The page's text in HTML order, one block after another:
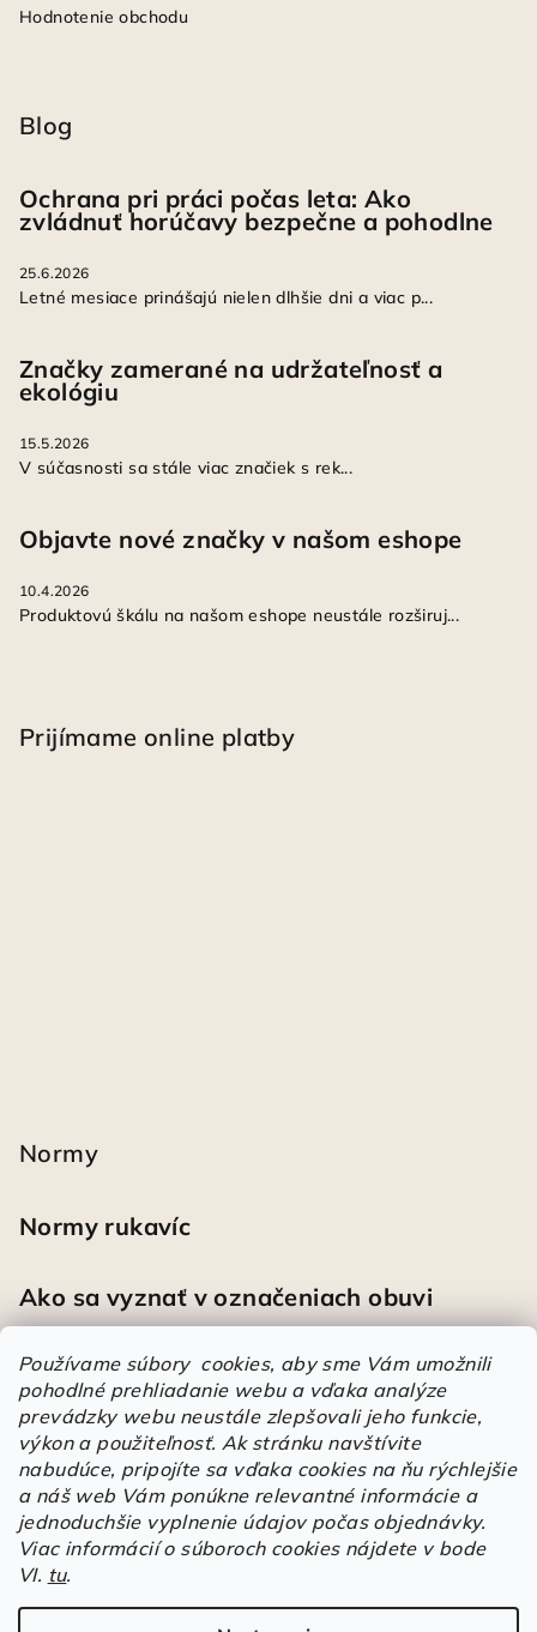
Používame súbory cookies, aby sme Vám umožnili
pohodlné prehliadanie webu a vďaka analýze
prevádzky webu neustále zlepšovali jeho funkcie,
výkon a použiteľnosť. Ak stránku navštívite
nabudúce, pripojíte sa vďaka cookies na ňu rýchlejšie
a náš web Vám ponúkne relevantné informácie a
jednoduchšie vyplnenie údajov počas objednávky.
Viac informácií o súboroch cookies nájdete v bode
VI. tu.
Hodnotenie obchodu
Blog
Ochrana pri práci počas leta: Ako
zvládnuť horúčavy bezpečne a pohodlne
25.6.2026
Letné mesiace prinášajú nielen dlhšie dni a viac p...
Značky zamerané na udržateľnosť a
ekológiu
15.5.2026
V súčasnosti sa stále viac značiek s rek...
Objavte nové značky v našom eshope
10.4.2026
Produktovú škálu na našom eshope neustále rozširuj...
Prijímame online platby
Normy
Normy rukavíc
Ako sa vyznať v označeniach obuvi
Heureka
Športové pracovné poltopánky PRESTIGE CLASSIC biele
Hodnotenie produktu je 5 z 5 hviezdičiek.
| Mária
Á
u